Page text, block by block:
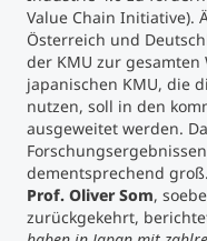
Value Chain Initiative).
Österreich und
der KMU zur
japanischen KMU, die
nutzen, soll in den
ausgeweitet werden.
dementsprechend groß.
Prof. Oliver Som,
zurückgekehrt,